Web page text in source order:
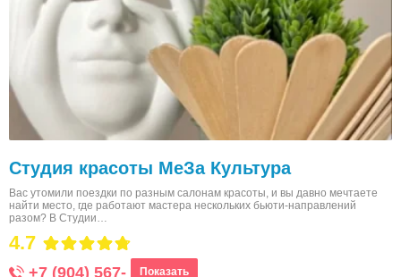
Студия красоты МеЗа Культура
Вас утомили поездки по разным салонам красоты, и вы давно мечтаете
найти место, где работают мастера нескольких бьюти-направлений
разом? В Студии…
4.7
+7 (904) 567- Показать